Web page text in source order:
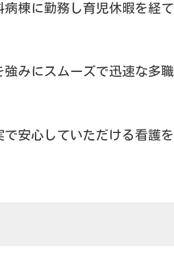
棟に勤務し育児休暇を経て
みにスムーズで迅速な多職
安心していただける看護を